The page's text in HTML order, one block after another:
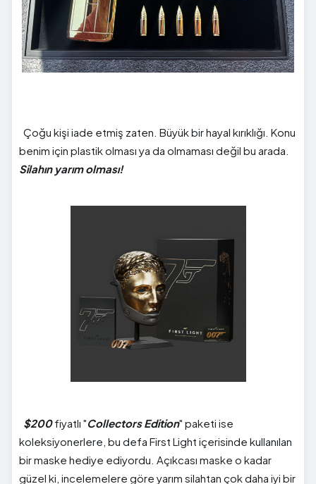
Çoğu kişi iade etmiş zaten. Büyük bir hayal kırıklığı. Konu
benim için plastik olması ya da olmaması değil bu arada.
Silahın yarım olması!
$200fiyatlı "Collectors Edition" paketi ise
koleksiyonerlere, bu defa First Light içerisinde kullanılan
bir maske hediye ediyordu. Açıkcası maske o kadar
güzel ki, incelemelere göre yarım silahtan çok daha iyi bir